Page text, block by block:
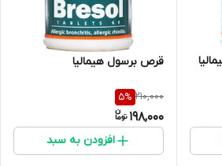
قرص برسول هیمالیا
210,000
5%
198,000
افزودن به سبد